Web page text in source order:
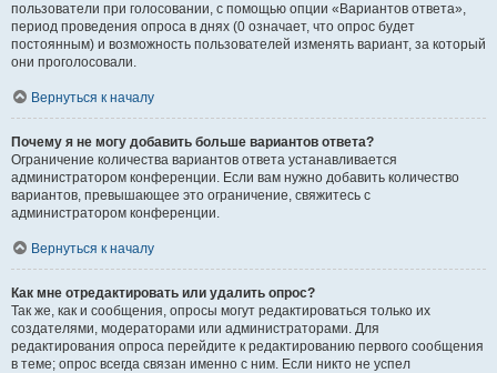
пользователи при голосовании, с помощью опции «Вариантов ответа»,
период проведения опроса в днях (0 означает, что опрос будет
постоянным) и возможность пользователей изменять вариант, за который
они проголосовали.
Вернуться к началу
Почему я не могу добавить больше вариантов ответа?
Ограничение количества вариантов ответа устанавливается
администратором конференции. Если вам нужно добавить количество
вариантов, превышающее это ограничение, свяжитесь с
администратором конференции.
Вернуться к началу
Как мне отредактировать или удалить опрос?
Так же, как и сообщения, опросы могут редактироваться только их
создателями, модераторами или администраторами. Для
редактирования опроса перейдите к редактированию первого сообщения
в теме; опрос всегда связан именно с ним. Если никто не успел